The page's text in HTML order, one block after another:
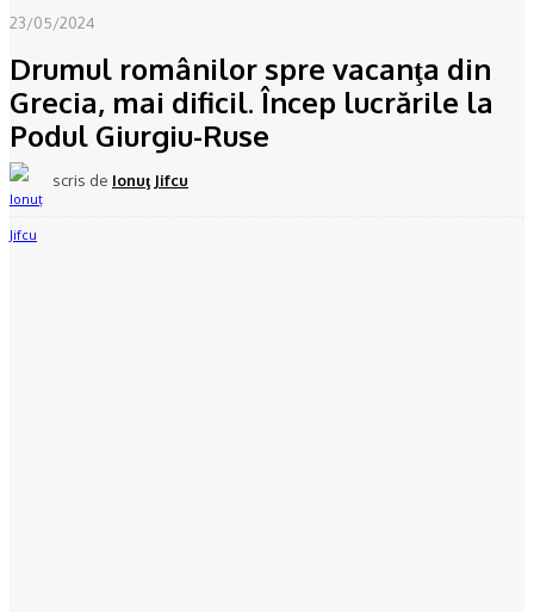
23/05/2024
Drumul românilor spre vacanţa din
Grecia, mai dificil. Încep lucrările la
Podul Giurgiu-Ruse
scris de Ionuţ Jifcu